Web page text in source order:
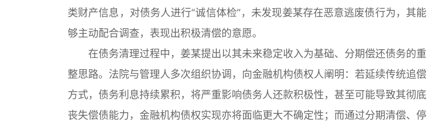
类财产信息，对债务人进行“诚信体检”，未发现姜某存在恶意逃废债行为，其能
够主动配合调查，表现出积极清偿的意愿。
在债务清理过程中，姜某提出以其未来稳定收入为基础、分期偿还债务的重
整思路。法院与管理人多次组织协调，向金融机构债权人阐明：若延续传统追偿
方式，债务利息持续累积，将严重影响债务人还款积极性，甚至可能导致其彻底
丧失偿债能力，金融机构债权实现亦将面临更大不确定性；而通过分期清偿、停